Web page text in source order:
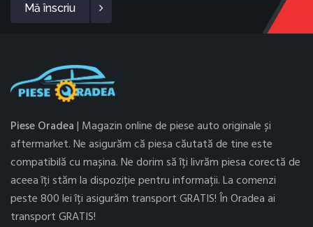
Mă înscriu
Piese Oradea| Magazin online de piese auto originale și
aftermarket. Ne asigurăm că piesa căutată de tine este
compatibilă cu mașina. Ne dorim să îți livrăm piesa corectă de
aceea îți stăm la dispoziție pentru informații. La comenzi
peste 800 lei îți asigurăm transport GRATIS! În Oradea ai
transport GRATIS!